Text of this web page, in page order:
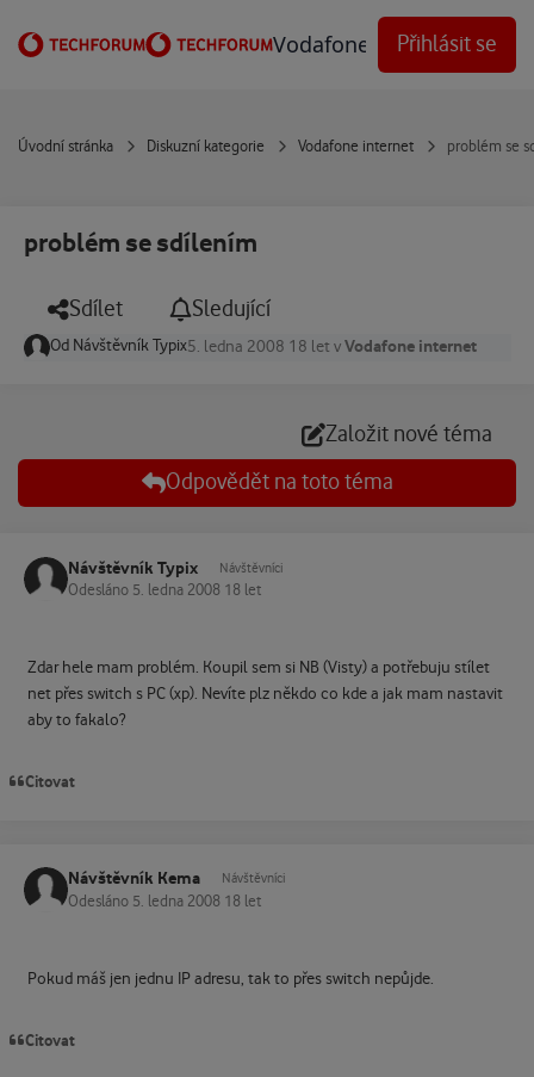
Vodafone Techforum
Přihlásit se
Úvodní stránka Diskuzní kategorie Vodafone internet problém se
problém se sdílením
Sdílet Sledující
Od Návštěvník Typix5. ledna 2008 18 let vVodafone internet
Založit nové téma
Odpovědět na toto téma
Návštěvník Typix Návštěvníci
Odesláno 5. ledna 2008 18 let
Zdar hele mam problém. Koupil sem si NB (Visty) a potřebuju stílet
net přes switch s PC (xp). Nevíte plz někdo co kde a jak mam nastavit
aby to fakalo?
Citovat
Návštěvník Kema Návštěvníci
Odesláno 5. ledna 2008 18 let
Pokud máš jen jednu IP adresu, tak to přes switch nepůjde.
Citovat